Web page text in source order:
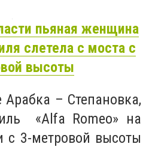
пьяная женщина
слетела с моста с
высоты
Арабка – Степановка,
«Alfa Romeo» на
с 3-метровой высоты